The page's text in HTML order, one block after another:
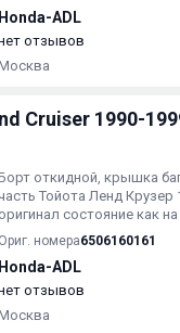
Honda-ADL
отзывов
Cruiser 1990-
откидной, крышка
Тойота Ленд Крузер
оригинал состояние как
Ориг. номера6506160161
Honda-ADL
отзывов